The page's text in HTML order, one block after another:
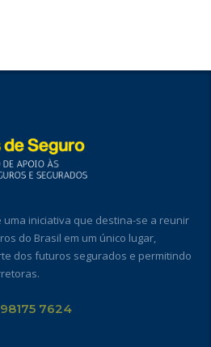
uma iniciativa que destina-se a reunir
do Brasil em um único lugar,
dos futuros segurados e permitindo
98175 7624